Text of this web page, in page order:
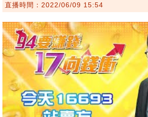
直播時間：2022/06/09 15:54